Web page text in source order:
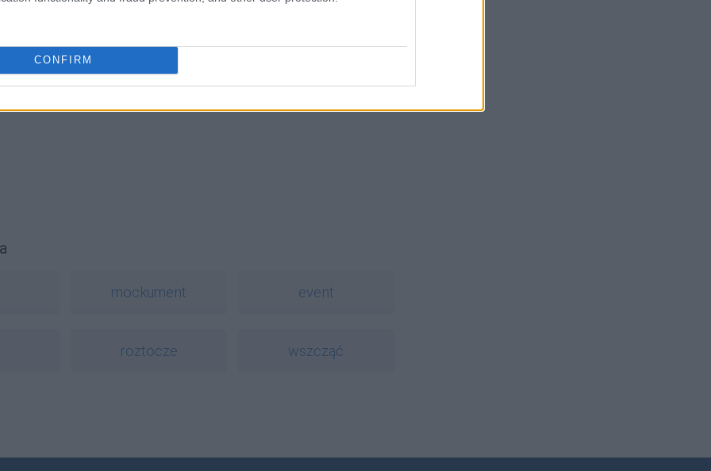
CONFIRM
mockument event
roztocze wszcząć